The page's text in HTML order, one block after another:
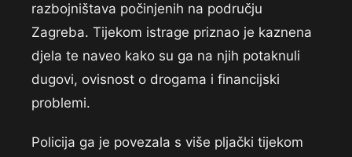
razbojništava počinjenih na području
Zagreba. Tijekom istrage priznao je kaznena
djela te naveo kako su ga na njih potaknuli
dugovi, ovisnost o drogama i financijski
problemi.
Policija ga je povezala s više pljački tijekom